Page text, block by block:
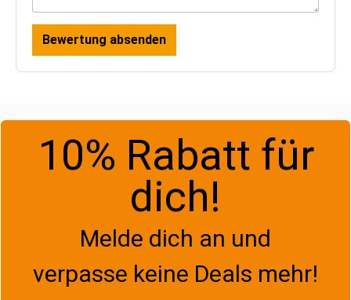
Bewertung absenden
10% Rabatt für
dich!
Melde dich an und
verpasse keine Deals mehr!